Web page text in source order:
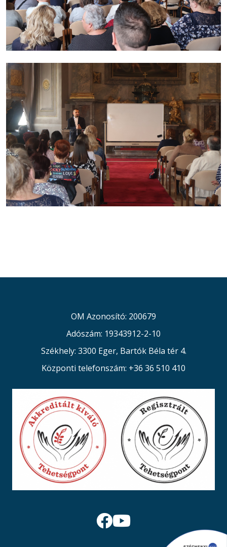
OM Azonosító: 200679
Adószám: 19343912-2-10
Székhely: 3300 Eger, Bartók Béla tér 4.
Központi telefonszám: +36 36 510 410